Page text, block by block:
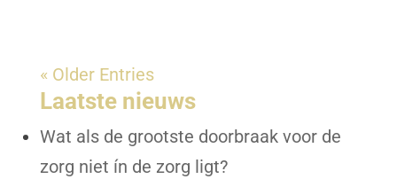
« Older Entries
Laatste nieuws
Wat als de grootste doorbraak voor de
zorg niet ín de zorg ligt?